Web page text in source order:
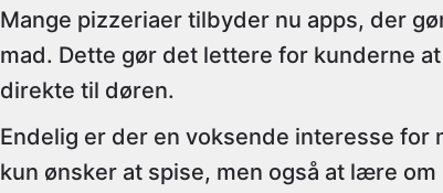
Mange pizzeriaer tilbyder nu apps, der
mad. Dette gør det lettere for kunderne
direkte til døren.
Endelig er der en voksende interesse for
kun ønsker at spise, men også at lære